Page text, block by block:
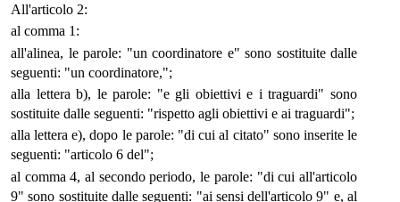
All'articolo 2:
al comma 1:
all'alinea, le parole: "un coordinatore e" sono sostituite dalle
seguenti: "un coordinatore,";
alla lettera b), le parole: "e gli obiettivi e i traguardi" sono
sostituite dalle seguenti: "rispetto agli obiettivi e ai traguardi";
alla lettera e), dopo le parole: "di cui al citato" sono inserite le
seguenti: "articolo 6 del";
al comma 4, al secondo periodo, le parole: "di cui all'articolo
9" sono sostituite dalle seguenti: "ai sensi dell'articolo 9" e, al